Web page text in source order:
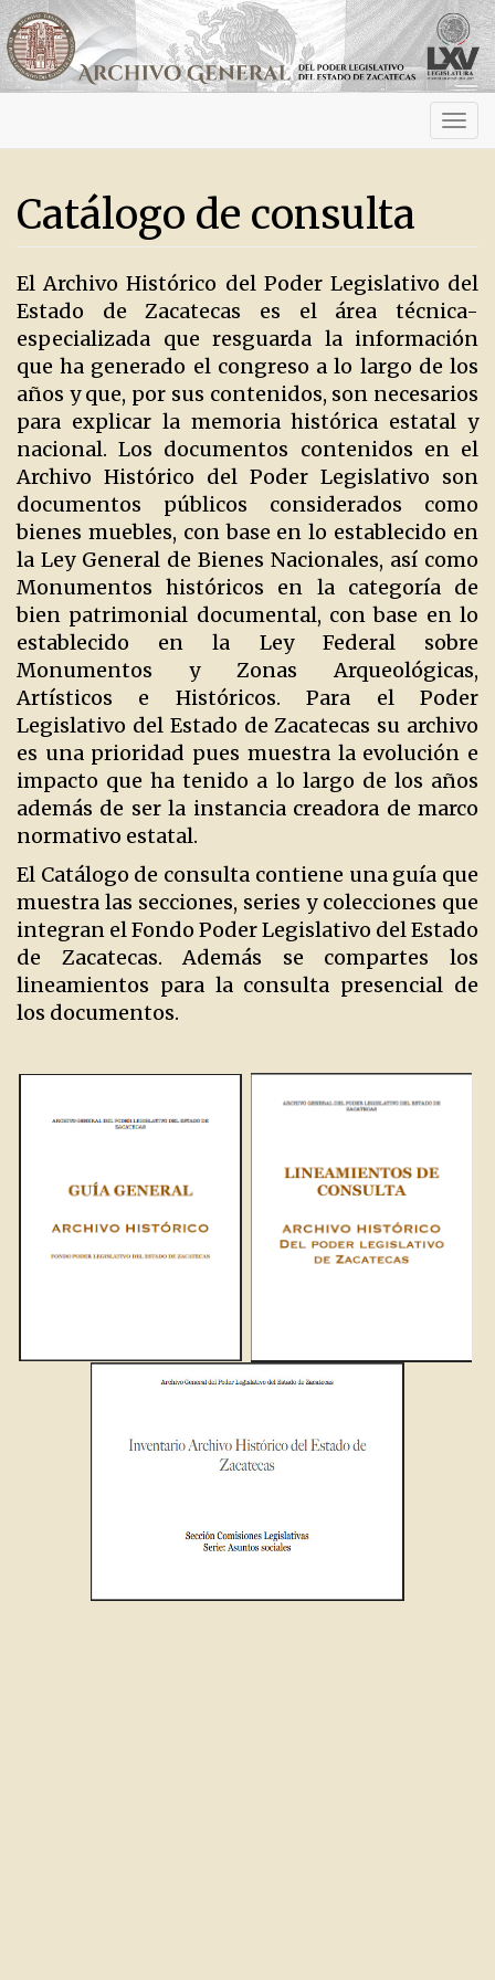
Catálogo de consulta
El Archivo Histórico del Poder Legislativo del
Estado de Zacatecas es el área técnica-
especializada que resguarda la información
que ha generado el congreso a lo largo de los
años y que, por sus contenidos, son necesarios
para explicar la memoria histórica estatal y
nacional. Los documentos contenidos en el
Archivo Histórico del Poder Legislativo son
documentos públicos considerados como
bienes muebles, con base en lo establecido en
la Ley General de Bienes Nacionales, así como
Monumentos históricos en la categoría de
bien patrimonial documental, con base en lo
establecido en la Ley Federal sobre
Monumentos y Zonas Arqueológicas,
Artísticos e Históricos. Para el Poder
Legislativo del Estado de Zacatecas su archivo
es una prioridad pues muestra la evolución e
impacto que ha tenido a lo largo de los años
además de ser la instancia creadora de marco
normativo estatal.
El Catálogo de consulta contiene una guía que
muestra las secciones, series y colecciones que
integran el Fondo Poder Legislativo del Estado
de Zacatecas. Además se compartes los
lineamientos para la consulta presencial de
los documentos.